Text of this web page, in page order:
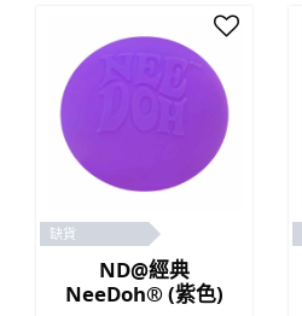
缺貨
ND@經典
NeeDoh® (紫色)